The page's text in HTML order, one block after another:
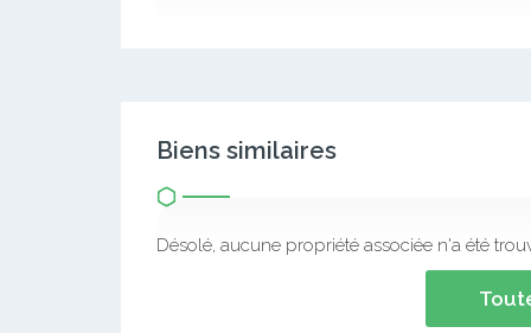
Biens similaires
Désolé, aucune propriété associée n'a été